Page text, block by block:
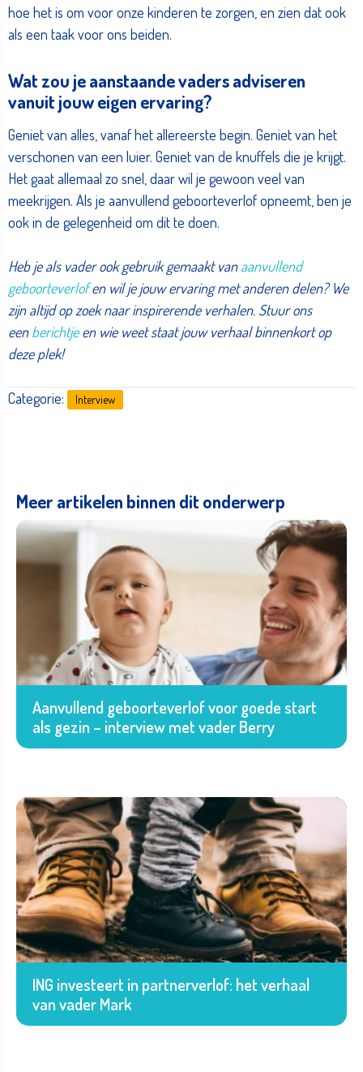
hoe het is om voor onze kinderen te zorgen, en zien dat ook
als een taak voor ons beiden.
Wat zou je aanstaande vaders adviseren
vanuit jouw eigen ervaring?
Geniet van alles, vanaf het allereerste begin. Geniet van het
verschonen van een luier. Geniet van de knuffels die je krijgt.
Het gaat allemaal zo snel, daar wil je gewoon veel van
meekrijgen. Als je aanvullend geboorteverlof opneemt, ben je
ook in de gelegenheid om dit te doen.
Heb je als vader ook gebruik gemaakt vanaanvullend
geboorteverlofen wil je jouw ervaring met anderen delen? We
zijn altijd op zoek naar inspirerende verhalen. Stuur ons
eenberichtjeen wie weet staat jouw verhaal binnenkort op
deze plek!
Categorie: Interview
Meer artikelen binnen dit onderwerp
Aanvullend geboorteverlof voor goede start
als gezin – interview met vader Berry
ING investeert in partnerverlof: het verhaal
van vader Mark